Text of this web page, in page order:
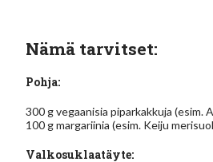
Nämä tarvitset:
Pohja:
300 g vegaanisia piparkakkuja (esim.
100 g margariinia (esim. Keiju
Valkosuklaatäyte: